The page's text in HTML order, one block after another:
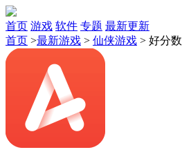
首页 游戏 软件 专题 最新更新
首页 >最新游戏 > 仙侠游戏 > 好分数